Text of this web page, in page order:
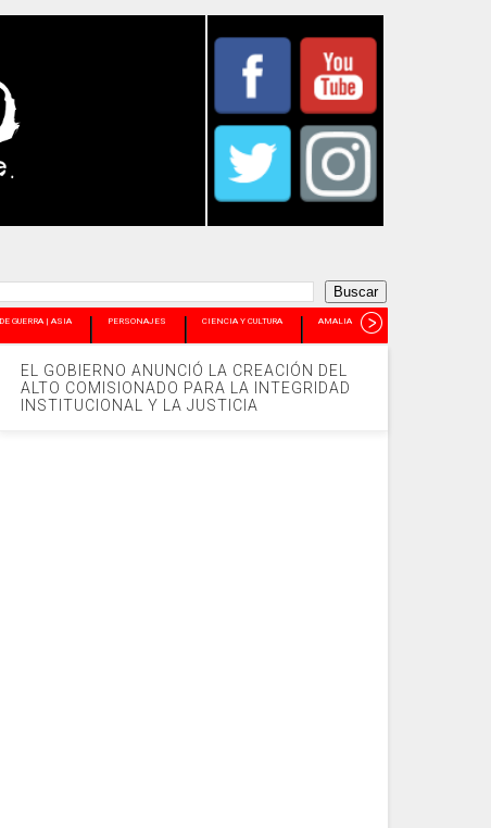
GUERRA | ASIA PERSONAJES CIENCIA Y CULTURA AMALIA PANDO
EL GOBIERNO ANUNCIÓ LA CREACIÓN DEL
ALTO COMISIONADO PARA LA INTEGRIDAD
INSTITUCIONAL Y LA JUSTICIA